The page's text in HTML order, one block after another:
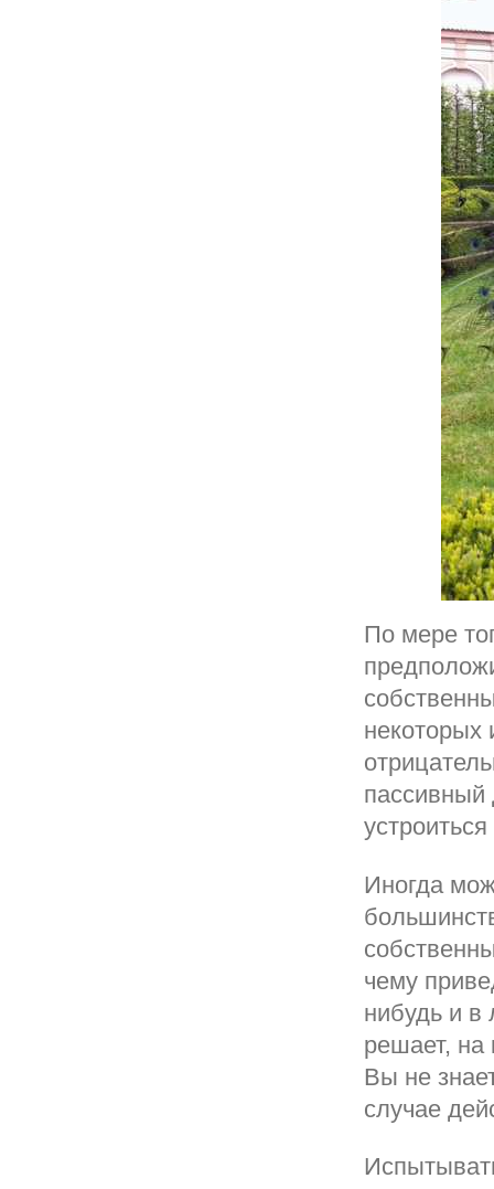
По мере
некоторых
пассивный
Иногда
чему
нибудь и в
решает, на
Вы не
случае